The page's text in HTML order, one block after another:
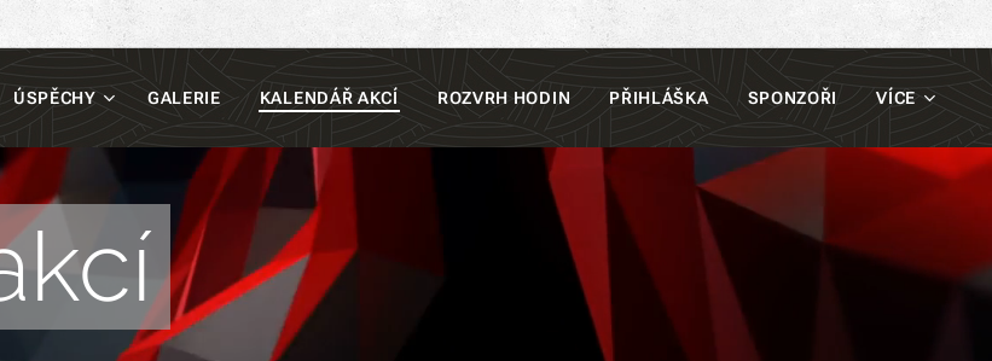
ÚSPĚCHY GALERIE KALENDÁŘ AKCÍ ROZVRH HODIN PŘIHLÁŠKA SPONZOŘI VÍCE